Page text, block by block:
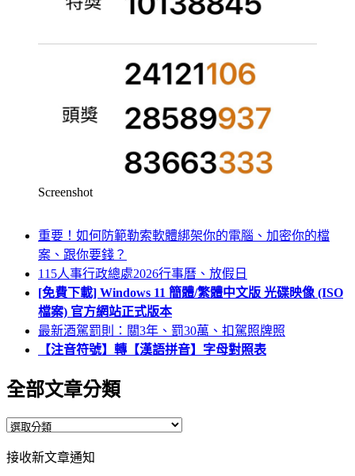
Screenshot
重要！如何防範勒索軟體綁架你的電腦、加密你的檔
案、跟你要錢？
115人事行政總處2026行事曆、放假日
[免費下載] Windows 11 簡體/繁體中文版 光碟映像 (ISO
檔案) 官方網站正式版本
最新酒駕罰則：關3年、罰30萬、扣駕照牌照
【注音符號】轉【漢語拼音】字母對照表
全部文章分類
全
文
接收新文章通知